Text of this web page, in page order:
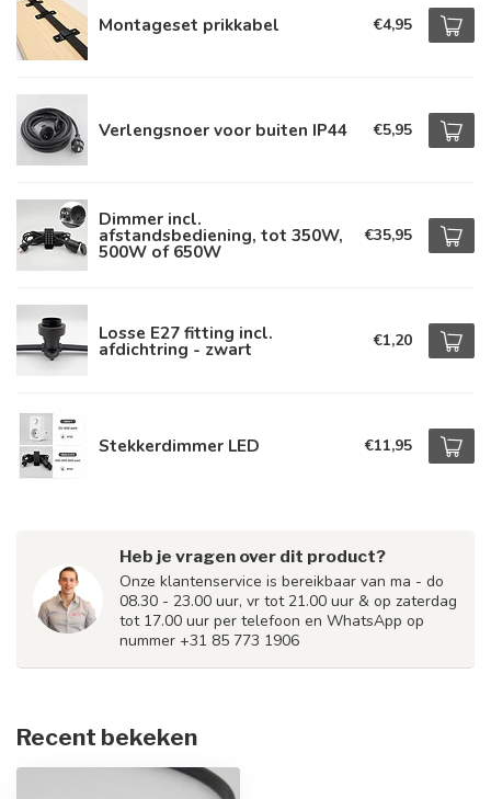
Montageset prikkabel €4,95
Verlengsnoer voor buiten IP44 €5,95
Dimmer incl.
afstandsbediening, tot 350W,
500W of 650W
€35,95
Losse E27 fitting incl.
afdichtring - zwart €1,20
Stekkerdimmer LED €11,95
Heb je vragen over dit product?
Onze klantenservice is bereikbaar van ma - do
08.30 - 23.00 uur, vr tot 21.00 uur & op zaterdag
tot 17.00 uur per telefoon en WhatsApp op
nummer +31 85 773 1906
Recent bekeken